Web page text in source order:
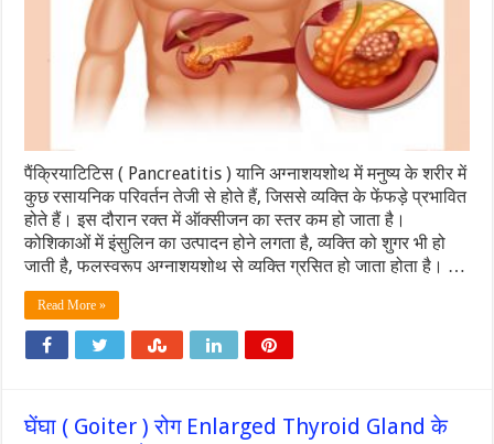
पैंक्रियाटिटिस ( Pancreatitis ) यानि अग्नाशयशोथ में मनुष्य के शरीर में
कुछ रसायनिक परिवर्तन तेजी से होते हैं, जिससे व्यक्ति के फेंफड़े प्रभावित
होते हैं। इस दौरान रक्त में ऑक्सीजन का स्तर कम हो जाता है।
कोशिकाओं में इंसुलिन का उत्पादन होने लगता है, व्यक्ति को शुगर भी हो
जाती है, फलस्वरूप अग्नाशयशोथ से व्यक्ति ग्रसित हो जाता होता है। …
Read More »
घेंघा ( Goiter ) रोग Enlarged Thyroid Gland के